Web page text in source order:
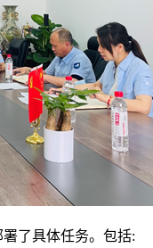
了具体任务。包括: